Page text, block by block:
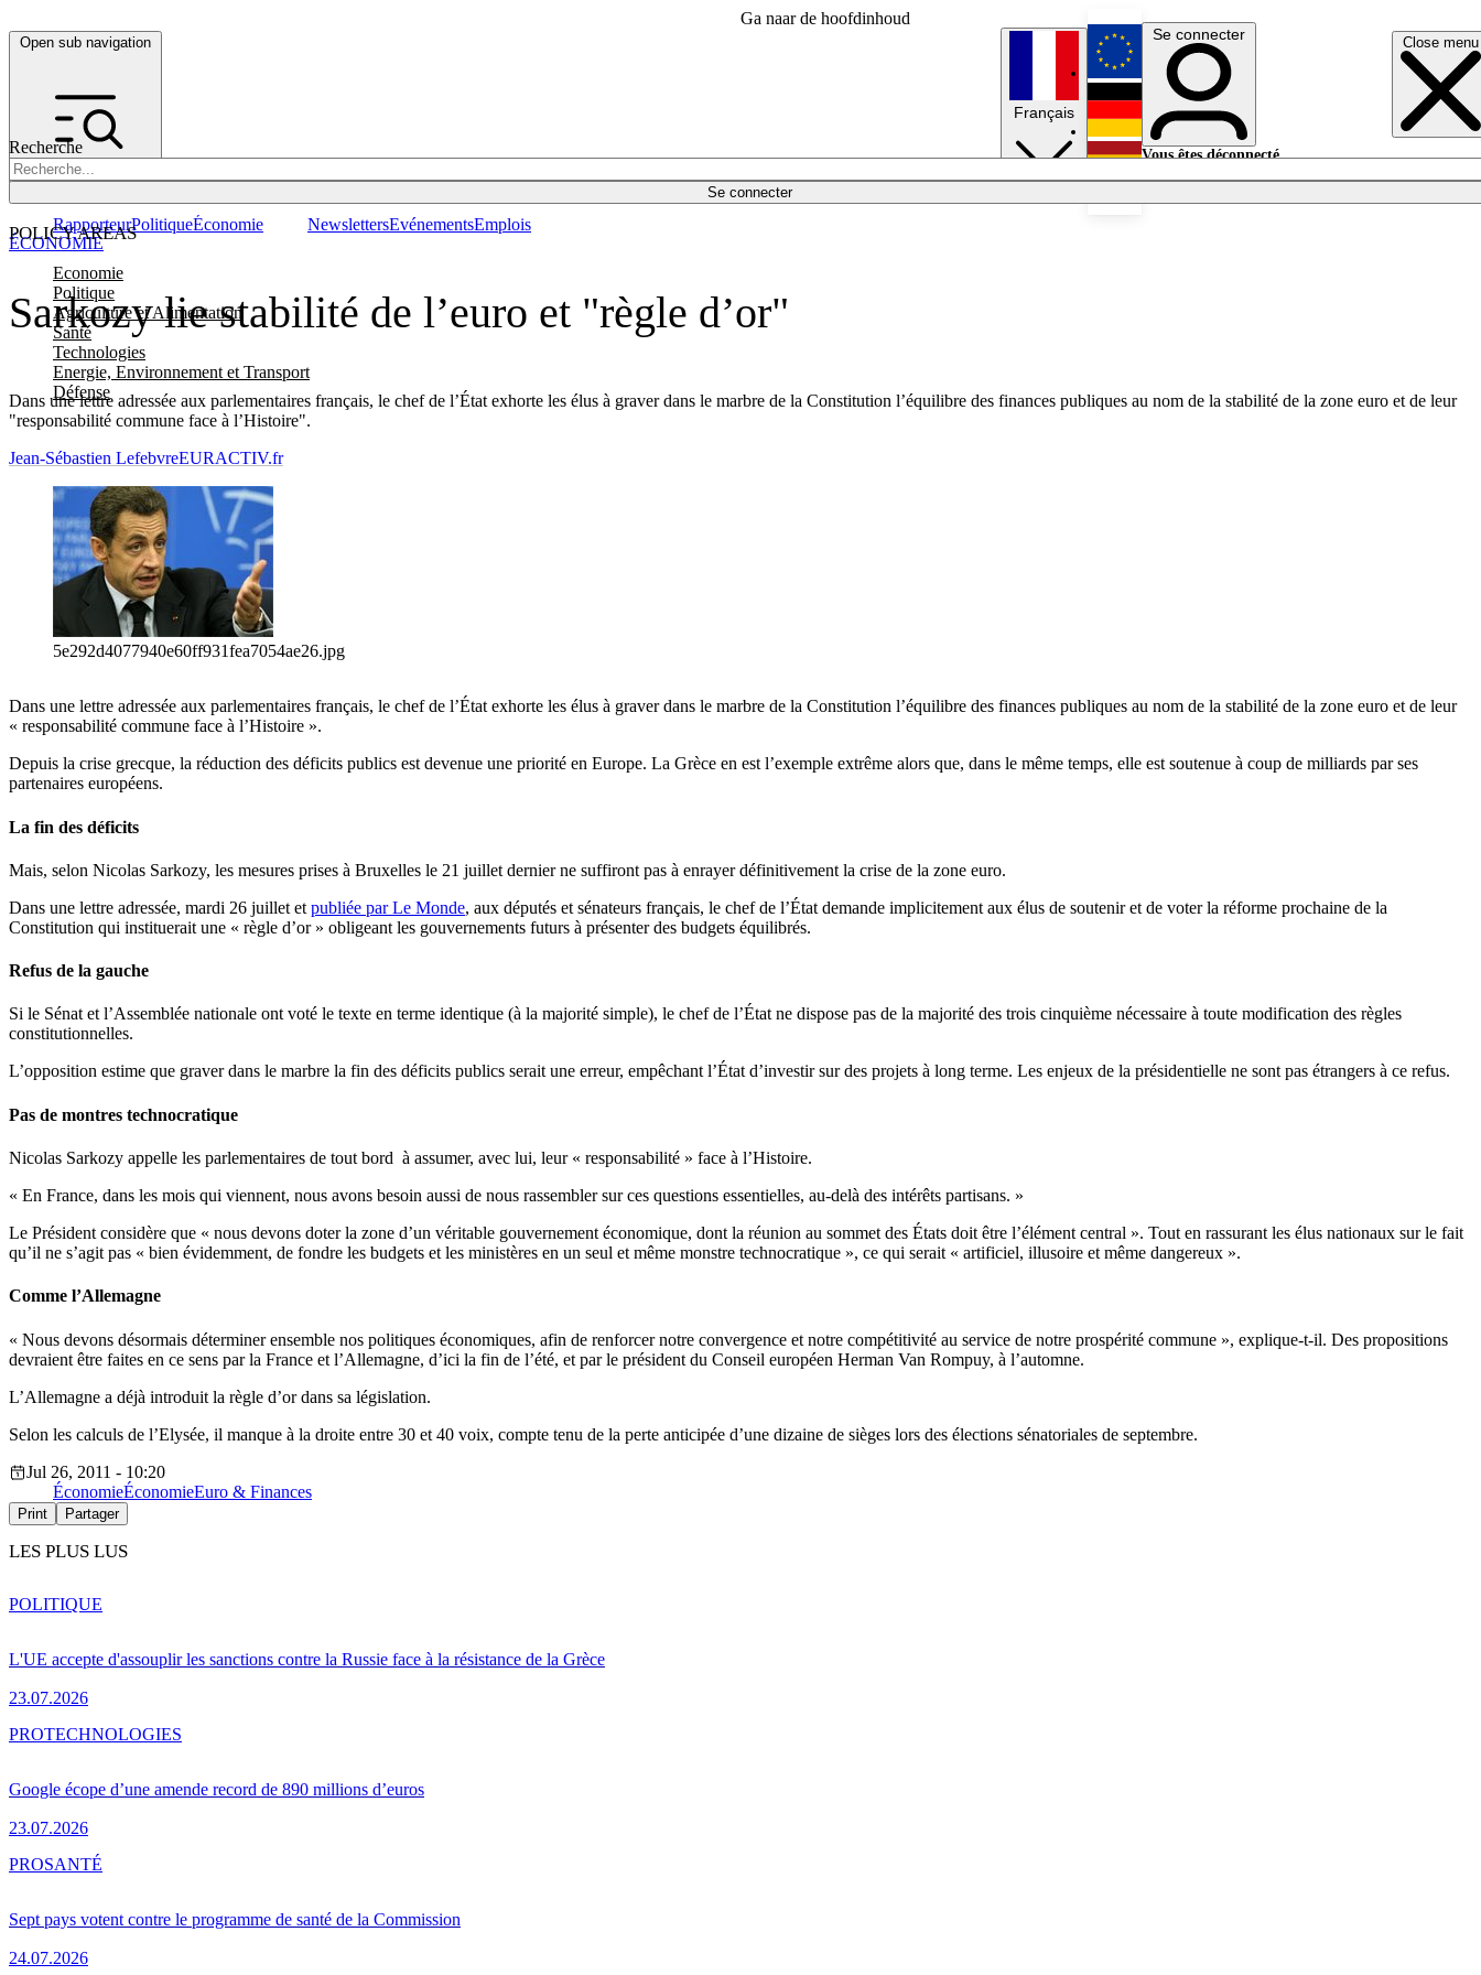
Ga naar de hoofdinhoud
Open sub navigation Close menu
Recherche
Se connecter
POLICY AREAS
Economie
Politique
Agriculture et Alimentation
Santé
Technologies
Energie, Environnement et Transport
Défense
RapporteurPolitiqueÉconomie NewslettersEvénementsEmplois
Français
English
Deutsch
Se connecter
Vous êtes déconnecté.
Sarkozy lie stabilité de l’euro et "règle d’or"
Dans une lettre adressée aux parlementaires français, le chef de l’État exhorte les élus à graver dans le marbre de la Constitution l’équilibre des finances publiques au nom de la stabilité de la zone euro et de leur
"responsabilité commune face à l’Histoire".
ÉCONOMIE
Jean-Sébastien LefebvreEURACTIV.fr
5e292d4077940e60ff931fea7054ae26.jpg
Dans une lettre adressée aux parlementaires français, le chef de l’État exhorte les élus à graver dans le marbre de la Constitution l’équilibre des finances publiques au nom de la stabilité de la zone euro et de leur
« responsabilité commune face à l’Histoire ».
Depuis la crise grecque, la réduction des déficits publics est devenue une priorité en Europe. La Grèce en est l’exemple extrême alors que, dans le même temps, elle est soutenue à coup de milliards par ses
partenaires européens.
La fin des déficits
Mais, selon Nicolas Sarkozy, les mesures prises à Bruxelles le 21 juillet dernier ne suffiront pas à enrayer définitivement la crise de la zone euro.
Dans une lettre adressée, mardi 26 juillet et publiée par Le Monde, aux députés et sénateurs français, le chef de l’État demande implicitement aux élus de soutenir et de voter la réforme prochaine de la
Constitution qui instituerait une « règle d’or » obligeant les gouvernements futurs à présenter des budgets équilibrés.
Refus de la gauche
Si le Sénat et l’Assemblée nationale ont voté le texte en terme identique (à la majorité simple), le chef de l’État ne dispose pas de la majorité des trois cinquième nécessaire à toute modification des règles
constitutionnelles.
L’opposition estime que graver dans le marbre la fin des déficits publics serait une erreur, empêchant l’État d’investir sur des projets à long terme. Les enjeux de la présidentielle ne sont pas étrangers à ce refus.
Pas de montres technocratique
Nicolas Sarkozy appelle les parlementaires de tout bord à assumer, avec lui, leur « responsabilité » face à l’Histoire.
« En France, dans les mois qui viennent, nous avons besoin aussi de nous rassembler sur ces questions essentielles, au-delà des intérêts partisans. »
Le Président considère que « nous devons doter la zone d’un véritable gouvernement économique, dont la réunion au sommet des États doit être l’élément central ». Tout en rassurant les élus nationaux sur le fait
qu’il ne s’agit pas « bien évidemment, de fondre les budgets et les ministères en un seul et même monstre technocratique », ce qui serait « artificiel, illusoire et même dangereux ».
Comme l’Allemagne
« Nous devons désormais déterminer ensemble nos politiques économiques, afin de renforcer notre convergence et notre compétitivité au service de notre prospérité commune », explique-t-il. Des propositions
devraient être faites en ce sens par la France et l’Allemagne, d’ici la fin de l’été, et par le président du Conseil européen Herman Van Rompuy, à l’automne.
L’Allemagne a déjà introduit la règle d’or dans sa législation.
Selon les calculs de l’Elysée, il manque à la droite entre 30 et 40 voix, compte tenu de la perte anticipée d’une dizaine de sièges lors des élections sénatoriales de septembre.
Jul 26, 2011 - 10:20
ÉconomieÉconomieEuro & Finances
Print Partager
LES PLUS LUS
L'UE accepte d'assouplir les sanctions contre la Russie face à la résistance de la Grèce
23.07.2026
POLITIQUE
Google écope d’une amende record de 890 millions d’euros
23.07.2026
PROTECHNOLOGIES
Sept pays votent contre le programme de santé de la Commission
24.07.2026
PROSANTÉ